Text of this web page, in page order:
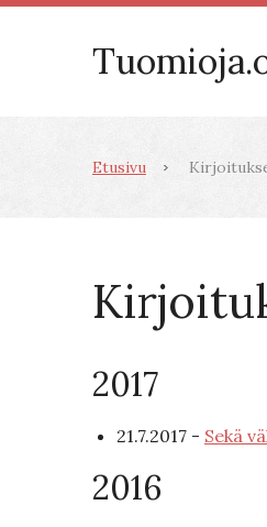
Etusivu
2017
21.7.2017 - Sekä
2016